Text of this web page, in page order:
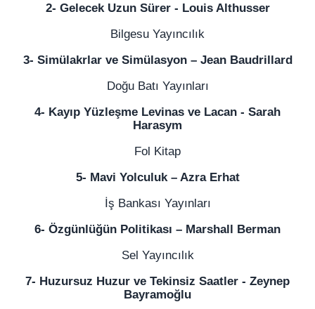
2- Gelecek Uzun Sürer - Louis Althusser
Bilgesu Yayıncılık
3- Simülakrlar ve Simülasyon – Jean Baudrillard
Doğu Batı Yayınları
4- Kayıp Yüzleşme Levinas ve Lacan - Sarah
Harasym
Fol Kitap
5- Mavi Yolculuk – Azra Erhat
İş Bankası Yayınları
6- Özgünlüğün Politikası – Marshall Berman
Sel Yayıncılık
7- Huzursuz Huzur ve Tekinsiz Saatler - Zeynep
Bayramoğlu